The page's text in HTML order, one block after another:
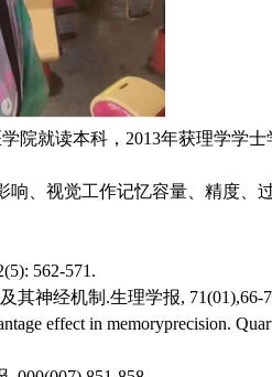
就读本科，2013年获理学学
、视觉工作记忆容量、精度、
562-571.
其神经机制.生理学报, 71(01),66-
effect in memoryprecision.